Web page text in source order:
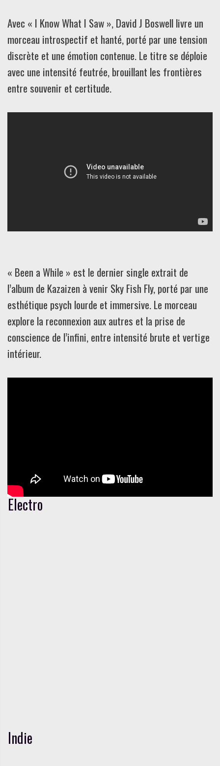
Avec « I Know What I Saw », David J Boswell livre un
morceau introspectif et hanté, porté par une tension
discrète et une émotion contenue. Le titre se déploie
avec une intensité feutrée, brouillant les frontières
entre souvenir et certitude.
« Been a While » est le dernier single extrait de
l’album de Kazaizen à venir Sky Fish Fly, porté par une
esthétique psych lourde et immersive. Le morceau
explore la reconnexion aux autres et la prise de
conscience de l’infini, entre intensité brute et vertige
intérieur.
Electro
Indie